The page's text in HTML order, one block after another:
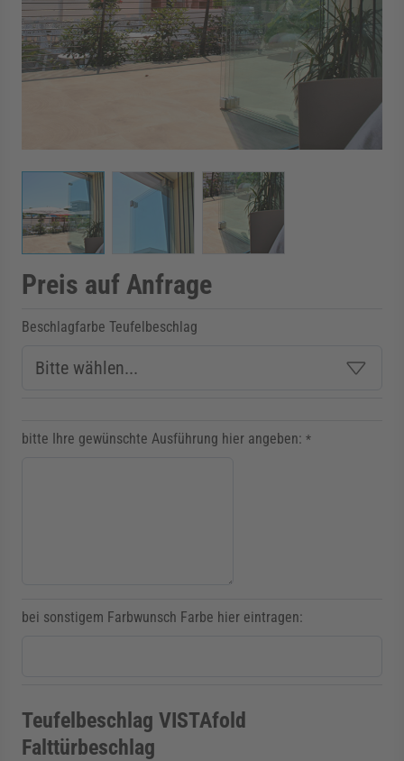
für Kategorie Zargen anzeigen
für Kategorie Aussenverglasung
für Kategorie Angebote anzeigen
View larger imageView larger imageView larger image
Preis auf Anfrage
Beschlagfarbe Teufelbeschlag
bitte Ihre gewünschte Ausführung hier angeben: *
bei sonstigem Farbwunsch Farbe hier eintragen:
Teufelbeschlag VISTAfold
Falttürbeschlag